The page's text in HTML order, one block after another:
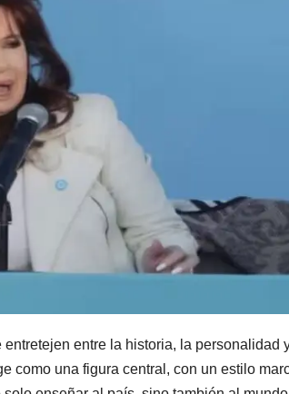
entre la historia, la personalidad
como una figura central, con un estilo